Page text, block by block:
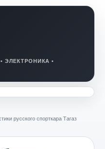
русского спорткара Тагаз